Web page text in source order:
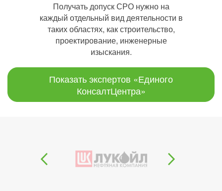
Получать допуск СРО нужно на
каждый отдельный вид деятельности в
таких областях, как строительство,
проектирование, инженерные
изыскания.
Показать экспертов «Единого
КонсалтЦентра»